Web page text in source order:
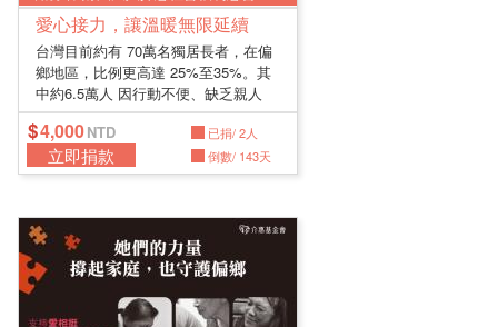
愛心接力，讓溫暖無限延續
台灣目前約有 70萬名獨居長者，在偏
鄉地區，比例更高達 25%至35%。其
中約6.5萬人 因行動不便、缺乏親人
照...
4,000 已捐/ 2人
立即捐款 倒數/ 143天